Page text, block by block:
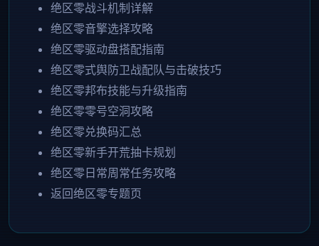
绝区零战斗机制详解
绝区零音擎选择攻略
绝区零驱动盘搭配指南
绝区零式舆防卫战配队与击破技巧
绝区零邦布技能与升级指南
绝区零零号空洞攻略
绝区零兑换码汇总
绝区零新手开荒抽卡规划
绝区零日常周常任务攻略
返回绝区零专题页